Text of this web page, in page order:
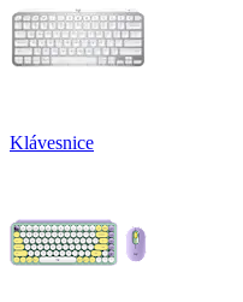
Klávesnice